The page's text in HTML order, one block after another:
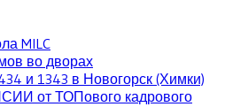
MILC
во дворах
и 1343 в Новогорск (Химки)
от ТОПового кадрового